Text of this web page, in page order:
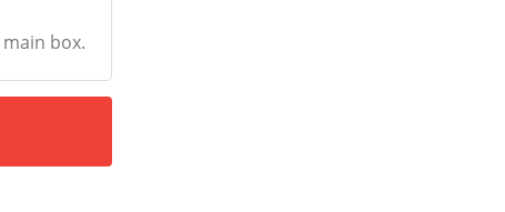
box.